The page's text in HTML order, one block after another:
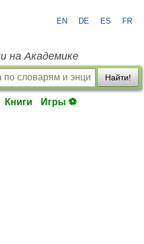
EN DE ES FR
на Академике
Найти!
Книги Игры ⚽